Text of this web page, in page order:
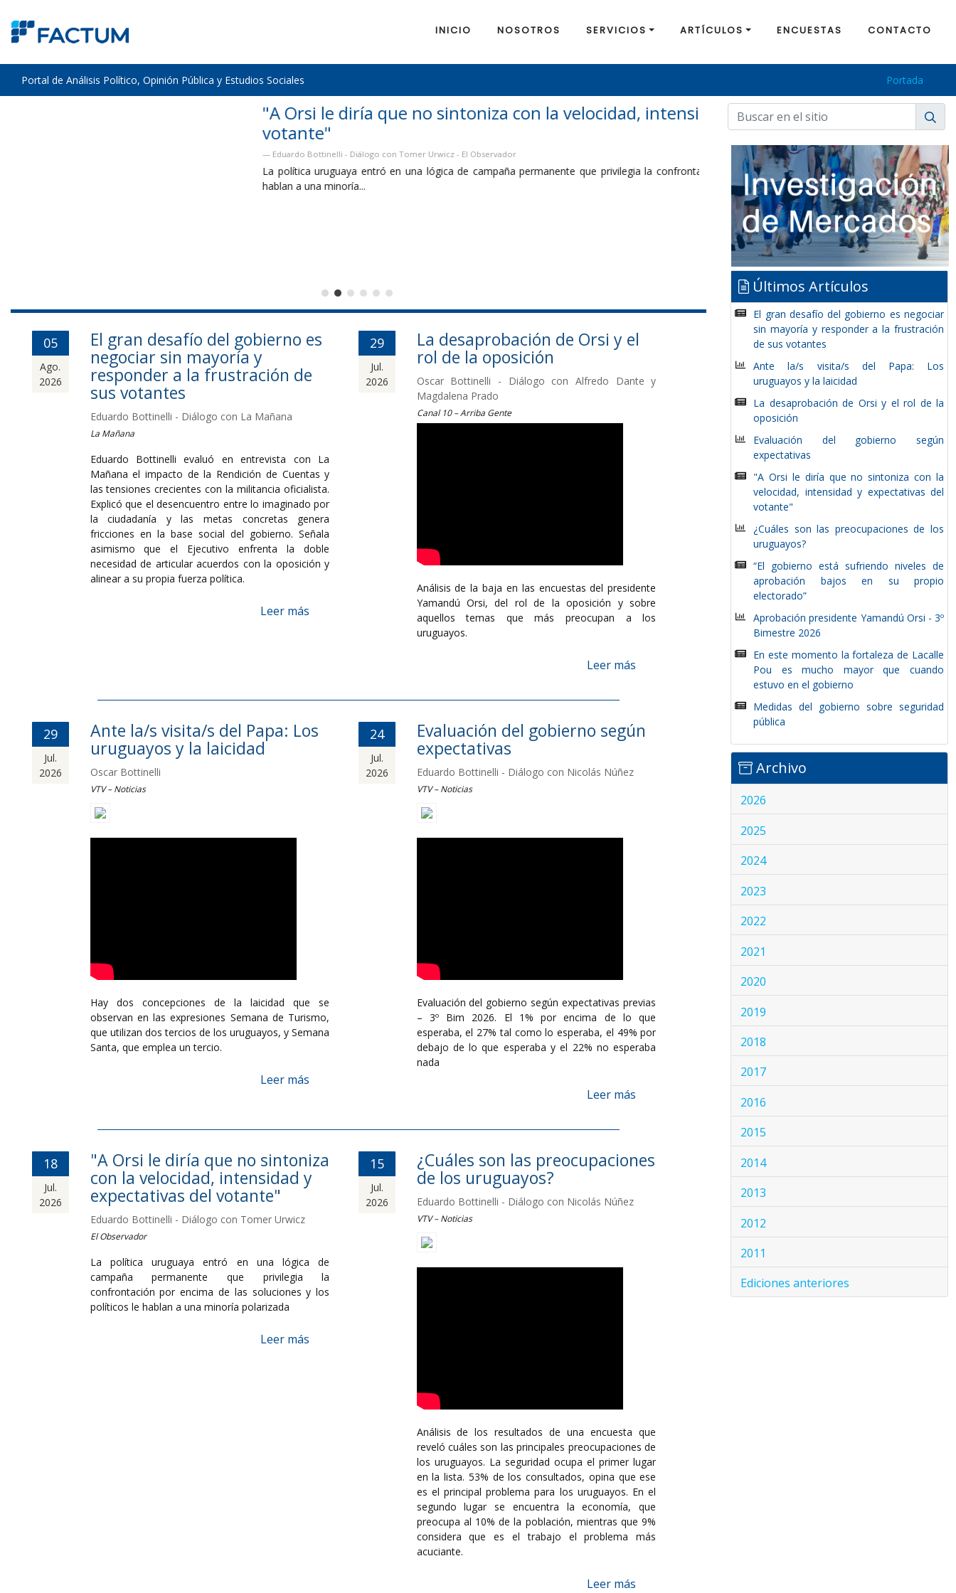
INICIO NOSOTROS SERVICIOS ARTÍCULOS ENCUESTAS CONTACTO
Portal de Análisis Político, Opinión Pública y Estudios Sociales Portada
"A Orsi le diría que no sintoniza con la velocidad, intensidad y expectativas del
Eduardo Bottinelli - Diálogo con Tomer Urwicz - El Observador
La política uruguaya entró en una lógica de campaña permanente que privilegia la confrontación por encima de las soluciones y los políticos le
05
Ago.
2026
El gran desafío del gobierno es
negociar sin mayoría y
responder a la frustración de
sus votantes
Eduardo Bottinelli - Diálogo con La Mañana
La Mañana
Eduardo Bottinelli evaluó en entrevista con La
Mañana el impacto de la Rendición de Cuentas y
las tensiones crecientes con la militancia oficialista.
Explicó que el desencuentro entre lo imaginado por
la ciudadanía y las metas concretas genera
fricciones en la base social del gobierno. Señala
asimismo que el Ejecutivo enfrenta la doble
necesidad de articular acuerdos con la oposición y
alinear a su propia fuerza política.
Leer más
29
Jul.
2026
La desaprobación de Orsi y el
rol de la oposición
Oscar Bottinelli - Diálogo con Alfredo Dante y
Magdalena Prado
Canal 10 – Arriba Gente
Análisis de la baja en las encuestas del presidente
Yamandú Orsi, del rol de la oposición y sobre
aquellos temas que más preocupan a los
uruguayos.
Leer más
29
Jul.
2026
Ante la/s visita/s del Papa: Los
uruguayos y la laicidad
Oscar Bottinelli
VTV – Noticias
Hay dos concepciones de la laicidad que se
observan en las expresiones Semana de Turismo,
que utilizan dos tercios de los uruguayos, y Semana
Santa, que emplea un tercio.
Leer más
24
Jul.
2026
Evaluación del gobierno según
expectativas
Eduardo Bottinelli - Diálogo con Nicolás Núñez
VTV – Noticias
Evaluación del gobierno según expectativas previas
– 3º Bim 2026. El 1% por encima de lo que
esperaba, el 27% tal como lo esperaba, el 49% por
debajo de lo que esperaba y el 22% no esperaba
nada
Leer más
18
Jul.
2026
"A Orsi le diría que no sintoniza
con la velocidad, intensidad y
expectativas del votante"
Eduardo Bottinelli - Diálogo con Tomer Urwicz
El Observador
La política uruguaya entró en una lógica de
campaña permanente que privilegia la
confrontación por encima de las soluciones y los
políticos le hablan a una minoría polarizada
Leer más
15
Jul.
2026
¿Cuáles son las preocupaciones
de los uruguayos?
Eduardo Bottinelli - Diálogo con Nicolás Núñez
VTV – Noticias
Análisis de los resultados de una encuesta que
reveló cuáles son las principales preocupaciones de
los uruguayos. La seguridad ocupa el primer lugar
en la lista. 53% de los consultados, opina que ese
es el principal problema para los uruguayos. En el
segundo lugar se encuentra la economía, que
preocupa al 10% de la población, mientras que 9%
considera que es el trabajo el problema más
acuciante.
Leer más
Últimos Artículos
El gran desafío del gobierno es negociar
sin mayoría y responder a la frustración
de sus votantes
Ante la/s visita/s del Papa: Los
uruguayos y la laicidad
La desaprobación de Orsi y el rol de la
oposición
Evaluación del gobierno según
expectativas
"A Orsi le diría que no sintoniza con la
velocidad, intensidad y expectativas del
votante"
¿Cuáles son las preocupaciones de los
uruguayos?
“El gobierno está sufriendo niveles de
aprobación bajos en su propio
electorado”
Aprobación presidente Yamandú Orsi - 3º
Bimestre 2026
En este momento la fortaleza de Lacalle
Pou es mucho mayor que cuando
estuvo en el gobierno
Medidas del gobierno sobre seguridad
pública
Archivo
2026
2025
2024
2023
2022
2021
2020
2019
2018
2017
2016
2015
2014
2013
2012
2011
Ediciones anteriores